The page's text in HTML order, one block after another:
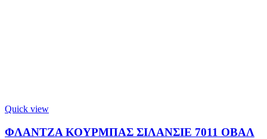
Quick view
ΦΛΑΝΤΖΑ ΚΟΥΡΜΠΑΣ ΣΙΛΑΝΣΙΕ 7011 ΟΒΑΛ